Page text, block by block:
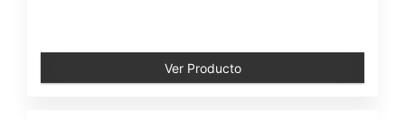
Ver Producto